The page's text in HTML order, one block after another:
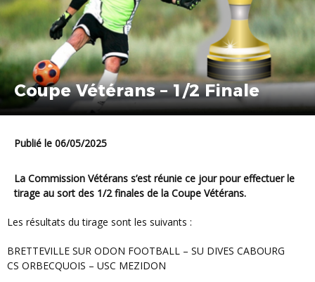
Coupe Vétérans – 1/2 Finale
Publié le 06/05/2025
La Commission Vétérans s’est réunie ce jour pour effectuer le
tirage au sort des 1/2 finales de la Coupe Vétérans.
les résultats du tirage sont les suivants :
BRETTEVILLE SUR ODON FOOTBALL – SU DIVES CABOURG
CS ORBECQUOIS – USC MEZIDON